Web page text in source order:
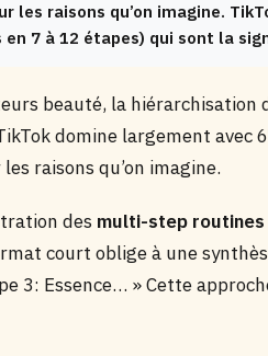
les raisons qu’on imagine.
7 à 12 étapes) qui sont la
beauté, la hiérarchisation
domine largement avec
raisons qu’on imagine.
des multi-step routines
court oblige à une
3: Essence… » Cette